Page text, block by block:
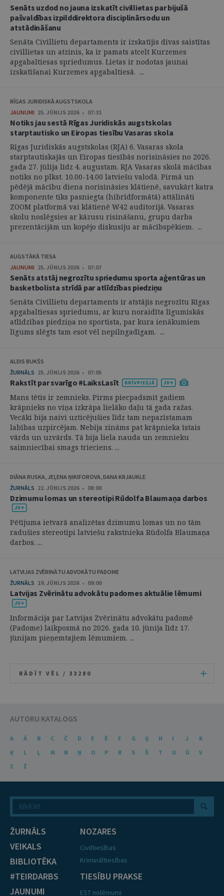
Senāts uzdod no jauna izskatīt civillietas par bijušā
pašvaldības izpilddirektora disciplinārsodu un
atstādināšanu
Senāta Civillietu departaments ir izskatījis divas saistītas
civillietas un atzinis, ka ir pamats atcelt Kurzemes
apgabaltiesas spriedumus. Lietas ir nodotas jaunai
izskatīšanai Kurzemes apgabaltiesā. ...
RĪGAS JURIDISKĀ AUGSTSKOLA
JAUNUMI 25. JŪNIJS 2026 • 07:31
Notiks jau sestā Rīgas Juridiskās augstskolas
starptautisko un Eiropas tiesību Vasaras skola
Rīgas Juridiskās augstskolas (RJA) 6. Vasaras skola
starptautiskajās un Eiropas tiesībās norisināsies no 2026.
gada 27. jūlija līdz 4. augustam. RJA Vasaras skolā mācības
notiks no plkst. 10.00-14.00 latviešu valodā. Pirmā un
pēdējā mācību diena norisināsies klātienē, savukārt katra
komponente tiks pasniegta (hibrīdformātā) attālināti
ZOOM platformā vai klātienē W42 auditorijā. Vasaras
skolu noslēgsies ar kāzusu risināšanu, grupu darba
prezentācijām un kopējo diskusiju ar mācībspēkiem. ...
AUGSTĀKĀ TIESA
JAUNUMI 25. JŪNIJS 2026 • 07:07
Senāts atstāj negrozītu spriedumu sporta aģentūras un
basketbolista strīdā par atlīdzības piedziņu
Senāta Civillietu departaments ir atstājis negrozītu Rīgas
apgabaltiesas spriedumu, ar kuru noraidīta līgumiskās
atlīdzības piedziņa no sportista, par kura ienākumiem
līgums slēgts tam esot vēl nepilngadīgam. ...
ALDIS BUKŠS
ŽURNĀLS 25. JŪNIJS 2026 • 07:05
Rakstīt par svarīgo #LaiksLasīt
Mans tētis ir zemnieks. Pirms piecpadsmit gadiem
krāpnieks no viņa izkrāpa lielāko daļu tā gada ražas.
Vecāki bija naivi uzticējušies līdz tam nepazīstamam
labības uzpircējam. Nebija zināms pat krāpnieka īstais
vārds un uzvārds. Tā bija liela nauda un zemnieku
saimniecībai smags trieciens. ...
DIĀNA RUSKA, JEĻENA ŅIKIFOROVA, DANA KRJAUKLE
ŽURNĀLS 22. JŪNIJS 2026 • 08:00
Dzimumu lomas un stereotipi Rūdolfa Blaumaņa darbos
Pētījuma ietvarā analizētas dzimumu lomas un no tām
radušies stereotipi latviešu rakstnieka Rūdolfa Blaumaņa
darbos. ...
LATVIJAS ZVĒRINĀTU ADVOKĀTU PADOME
ŽURNĀLS 19. JŪNIJS 2026 • 09:00
Latvijas Zvērinātu advokātu padomes aktuālie lēmumi
Informācija par Latvijas Zvērinātu advokātu padomē
(Padome) laikposmā no 2026. gada 10. jūnija līdz 17.
jūnijam pieņemtajiem lēmumiem. ...
RĀDĪT VĒL / 33280
AUTORU KATALOGS
A Ā B C Č D E Ē F G Ģ H I J
K
Ķ
L Ļ M N Ņ O P R S Š T U Ū
V
Z
Ž
ŽURNĀLS
VEIKALS
BIBLIOTĒKA
#TEIRDARBS
JAUNUMI
NOZARES
Civiltiesības
Krimināltiesības
TIESĪBU PRAKSE
EST nolēmumi